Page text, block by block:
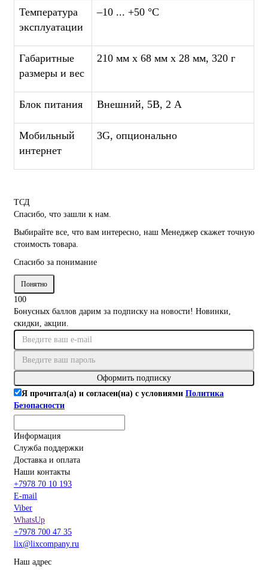
Температура
эксплуатации
–10 ... +50 °C
Габаритные
размеры и вес
210 мм x 68 мм x 28 мм, 320 г
Блок питания Внешний, 5В, 2 А
Мобильный
интернет
3G, опционально
ТСД
Спасибо, что зашли к нам.
Выбирайте все, что вам интересно, наш Менеджер скажет точную
стоимость товара.
Спасибо за понимание
Понятно
100
Бонусных баллов дарим за подписку на новости! Новинки,
скидки, акции.
Оформить подписку
Я прочитал(а) и согласен(на) с условиями Политика
Безопасности
Информация
Служба поддержки
Доставка и оплата
Наши контакты
+7978 70 10 193
E-mail
Viber
WhatsUp
+7978 700 47 35
lix@lixcompany.ru
Наш адрес